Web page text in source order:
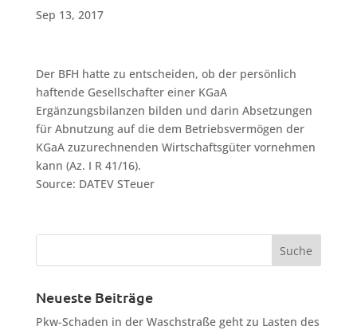
Sep 13, 2017
Der BFH hatte zu entscheiden, ob der persönlich
haftende Gesellschafter einer KGaA
Ergänzungsbilanzen bilden und darin Absetzungen
für Abnutzung auf die dem Betriebsvermögen der
KGaA zuzurechnenden Wirtschaftsgüter vornehmen
kann (Az. I R 41/16).
Source: DATEV STeuer
Neueste Beiträge
Pkw-Schaden in der Waschstraße geht zu Lasten des